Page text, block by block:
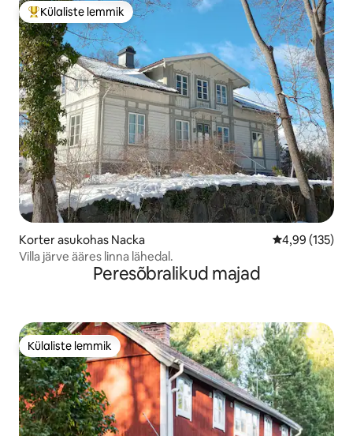
Külaliste suur lemmik
Külaliste lemmik
Korter asukohas Nacka Keskmine
4,99 (135)
Villa järve ääres linna lähedal.
Peresõbralikud majad
Külaliste lemmik
Külaliste lemmik